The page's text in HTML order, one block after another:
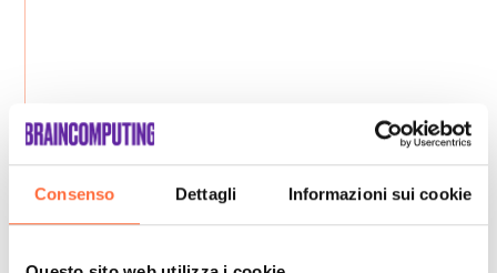
Consenso Dettagli Informazioni sui cookie